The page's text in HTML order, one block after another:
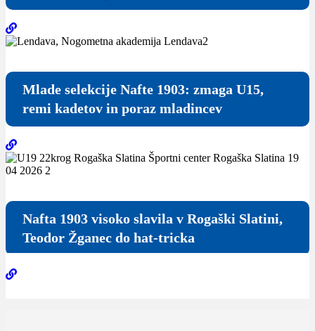
Mlade selekcije Nafte 1903: zmaga U15,
remi kadetov in poraz mladincev
Nafta 1903 visoko slavila v Rogaški Slatini,
Teodor Žganec do hat-tricka